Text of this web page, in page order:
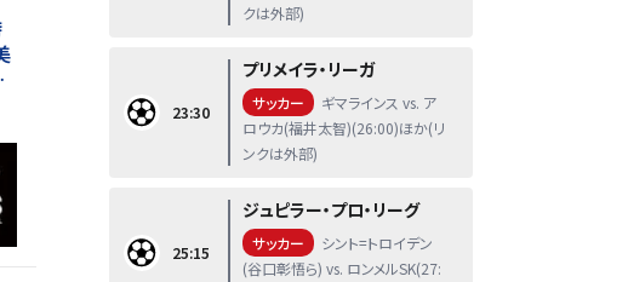
クは外部)
23:30
プリメイラ・リーガ
サッカー
ギマラインス vs. ア
ロウカ(福井太智)(26:00)ほか(リ
ンクは外部)
25:15
ジュピラー・プロ・リーグ
サッカー
シント=トロイデン
(谷口彰悟ら) vs. ロンメルSK(27: